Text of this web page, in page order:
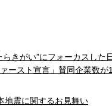
らきがい”にフォーカスし
ースト宣言」賛同企業数が
地震に関するお見舞い